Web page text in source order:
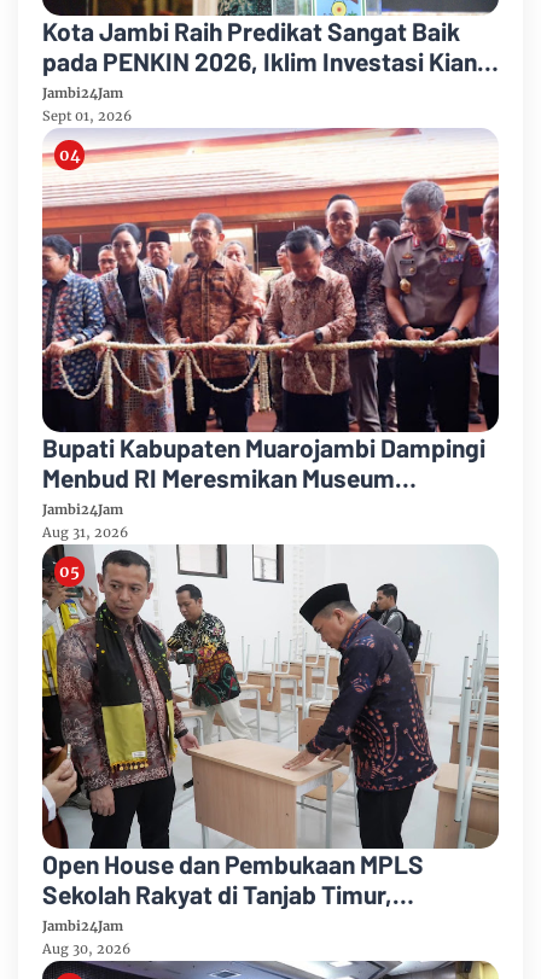
Kota Jambi Raih Predikat Sangat Baik
pada PENKIN 2026, Iklim Investasi Kian
Kondusif dan Ekonomi Terus Tumbuh
Jambi24Jam
Sept 01, 2026
Bupati Kabupaten Muarojambi Dampingi
Menbud RI Meresmikan Museum
Sriwijaya Dharmakirti
Jambi24Jam
Aug 31, 2026
Open House dan Pembukaan MPLS
Sekolah Rakyat di Tanjab Timur,
Tekankan Pendidikan Inklusif dan
Berbasis Komunitas
Jambi24Jam
Aug 30, 2026